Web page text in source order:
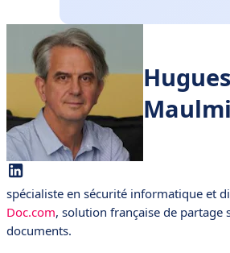
spécialiste en sécurité informatique et
Doc.com, solution française de partage
documents.